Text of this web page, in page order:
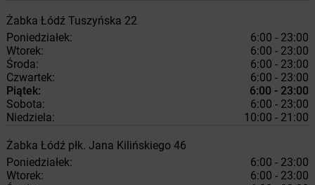
Żabka Łódź Tuszyńska 22
Poniedziałek:
6:00 - 23:00
Wtorek:
6:00 - 23:00
Środa:
6:00 - 23:00
Czwartek:
6:00 - 23:00
Piątek:
6:00 - 23:00
Sobota:
6:00 - 23:00
Niedziela:
10:00 - 21:00
Żabka Łódź płk. Jana Kilińskiego 46
Poniedziałek:
6:00 - 23:00
Wtorek:
6:00 - 23:00